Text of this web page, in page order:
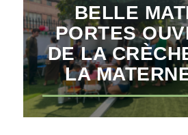
BELLE
PORTES
DE LA
LA